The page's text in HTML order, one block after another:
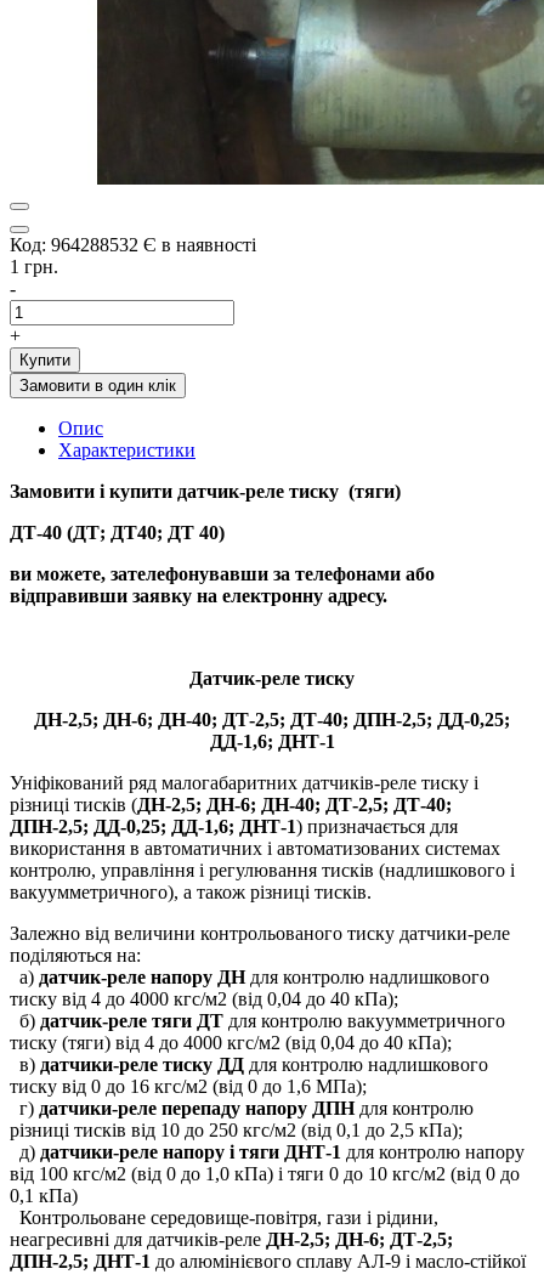
Код: 964288532 Є в наявності
1 грн.
-
+
Купити
Замовити в один клік
Опис
Характеристики
Замовити і купити датчик-реле тиску (тяги)
ДТ-40 (ДТ; ДТ40; ДТ 40)
ви можете, зателефонувавши за телефонами або
відправивши заявку на електронну адресу.
Датчик-реле тиску
ДН-2,5; ДН-6; ДН-40; ДТ-2,5; ДТ-40; ДПН-2,5; ДД-0,25;
ДД-1,6; ДНТ-1
Уніфікований ряд малогабаритних датчиків-реле тиску і
різниці тисків (ДН-2,5; ДН-6; ДН-40; ДТ-2,5; ДТ-40;
ДПН-2,5; ДД-0,25; ДД-1,6; ДНТ-1) призначається для
використання в автоматичних і автоматизованих системах
контролю, управління і регулювання тисків (надлишкового і
вакуумметричного), а також різниці тисків.
Залежно від величини контрольованого тиску датчики-реле
поділяються на:
а) датчик-реле напору ДНдля контролю надлишкового
тиску від 4 до 4000 кгс/м2 (від 0,04 до 40 кПа);
б) датчик-реле тяги ДТ для контролю вакуумметричного
тиску (тяги) від 4 до 4000 кгс/м2 (від 0,04 до 40 кПа);
в) датчики-реле тиску ДД для контролю надлишкового
тиску від 0 до 16 кгс/м2 (від 0 до 1,6 МПа);
г) датчики-реле перепаду напору ДПНдля контролю
різниці тисків від 10 до 250 кгс/м2 (від 0,1 до 2,5 кПа);
д) датчики-реле напору і тяги ДНТ-1 для контролю напору
від 100 кгс/м2 (від 0 до 1,0 кПа) і тяги 0 до 10 кгс/м2 (від 0 до
0,1 кПа)
Контрольоване середовище-повітря, гази і рідини,
неагресивні для датчиків-реле ДН-2,5; ДН-6; ДТ-2,5;
ДПН-2,5; ДНТ-1 до алюмінієвого сплаву АЛ-9 і масло-стійкої